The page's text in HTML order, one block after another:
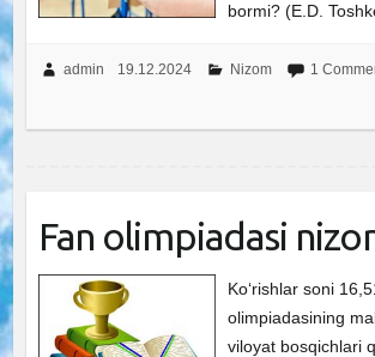
bormi? (E.D.
admin 19.12.2024 Nizom 1
Fan olimpiadasi
Ko‘rishlar soni
olimpiadasining
viloyat bosqichlari